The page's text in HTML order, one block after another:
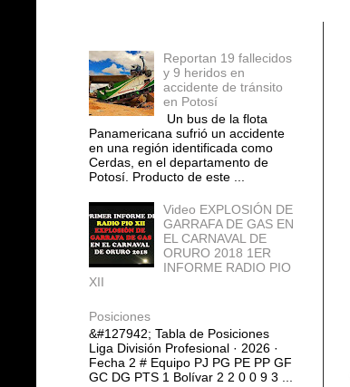
Reportan 19 fallecidos
y 9 heridos en
accidente de tránsito
en Potosí
Un bus de la flota
Panamericana sufrió un accidente
en una región identificada como
Cerdas, en el departamento de
Potosí. Producto de este ...
Video EXPLOSIÓN DE
GARRAFA DE GAS EN
EL CARNAVAL DE
ORURO 2018 1ER
INFORME RADIO PIO
XII
Posiciones
&#127942; Tabla de Posiciones
Liga División Profesional · 2026 ·
Fecha 2 # Equipo PJ PG PE PP GF
GC DG PTS 1 Bolívar 2 2 0 0 9 3 ...